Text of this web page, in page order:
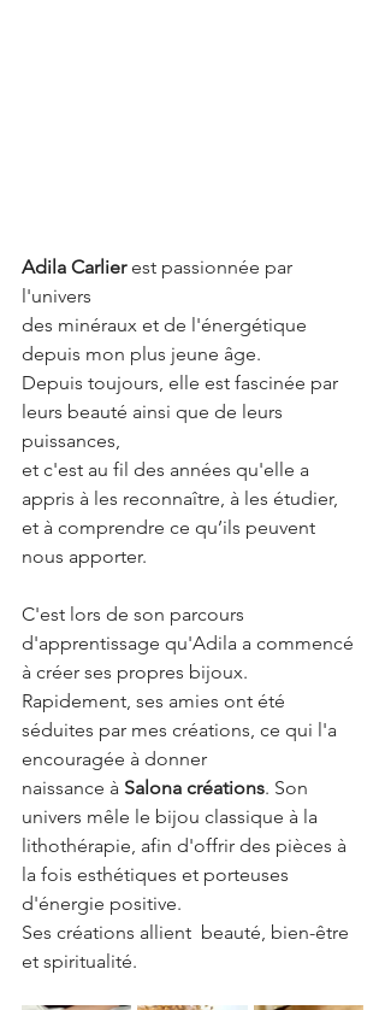
Adila Carlier est passionnée par
l'univers
des minéraux et de l'énergétique
depuis mon plus jeune âge.
Depuis toujours, elle est fascinée par
leurs beauté ainsi que de leurs
puissances,
et c'est au fil des années qu'elle a
appris à les reconnaître, à les étudier,
et à comprendre ce qu’ils peuvent
nous apporter.
C'est lors de son parcours
d'apprentissage qu'Adila a commencé
à créer ses propres bijoux.
Rapidement, ses amies ont été
séduites par mes créations, ce qui l'a
encouragée à donner
naissance à Salona créations. Son
univers mêle le bijou classique à la
lithothérapie, afin d'offrir des pièces à
la fois esthétiques et porteuses
d'énergie positive.
Ses créations allient  beauté, bien-être
et spiritualité.